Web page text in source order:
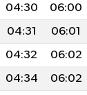
04:30 06:00
04:31 06:01
04:32 06:02
04:34 06:02